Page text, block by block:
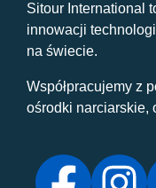
Sitour International
innowacji
na świecie.
Współpracujemy z
ośrodki narciarskie,